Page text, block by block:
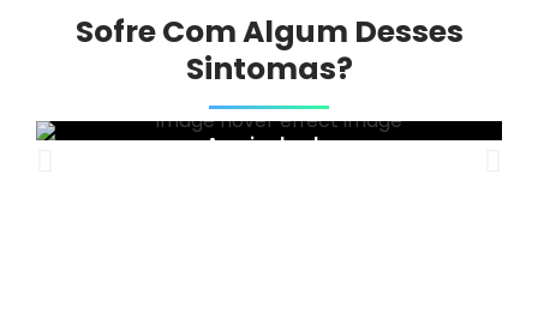
Sofre Com Algum Desses
Sintomas?
Ansiedade